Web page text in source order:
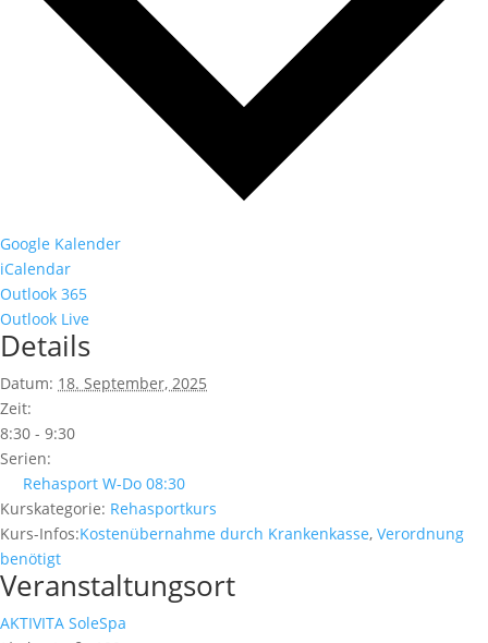
Google Kalender
iCalendar
Outlook 365
Outlook Live
Details
Datum: 18. September, 2025
Zeit:
8:30 - 9:30
Serien:
Rehasport W-Do 08:30
Kurskategorie: Rehasportkurs
Kurs-Infos:Kostenübernahme durch Krankenkasse, Verordnung
benötigt
Veranstaltungsort
AKTIVITA SoleSpa